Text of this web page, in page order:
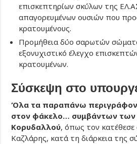
επισκεπτηρίων σκύλων της
απαγορευμένων ουσιών που
κρατουμένους.
Προμήθεια δύο σαρωτών
εξονυχιστικό έλεγχο
κρατουμένων.
Σύσκεψη στο
Όλα τα παραπάνω
στον φάκελο… συμβάντων
Κορυδαλλού, όπως τον κατέθεσε
Καζλάρης, κατά τη διάρκεια της